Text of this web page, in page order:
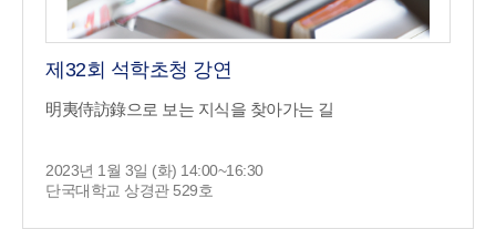
제32회 석학초청 강연
明夷侍訪錄으로 보는 지식을 찾아가는 길
2023년 1월 3일 (화) 14:00~16:30
단국대학교 상경관 529호